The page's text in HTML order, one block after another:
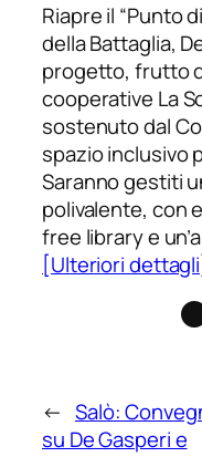
Riapre il “Punto
della Battaglia,
progetto, frutto
cooperative La
sostenuto dal
spazio inclusivo
Saranno gestiti
polivalente, con
free library e
[Ulteriori
← Salò:
su De Gasperi e